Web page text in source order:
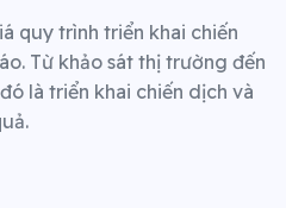
quy trình triển khai chiến
Từ khảo sát thị trường đến
là triển khai chiến dịch và